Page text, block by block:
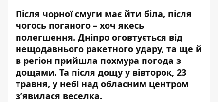
Після чорної смуги має йти біла, після
чогось поганого – хоч якесь
полегшення. Дніпро оговтується від
нещодавнього ракетного удару, та ще й
в регіон прийшла похмура погода з
дощами. Та після дощу у вівторок, 23
травня, у небі над обласним центром
з’явилася веселка.